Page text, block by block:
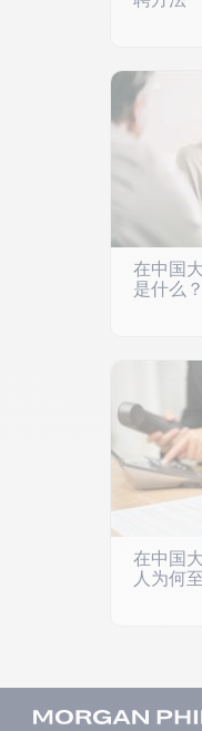
在中国
是什么？
在中国
人为何